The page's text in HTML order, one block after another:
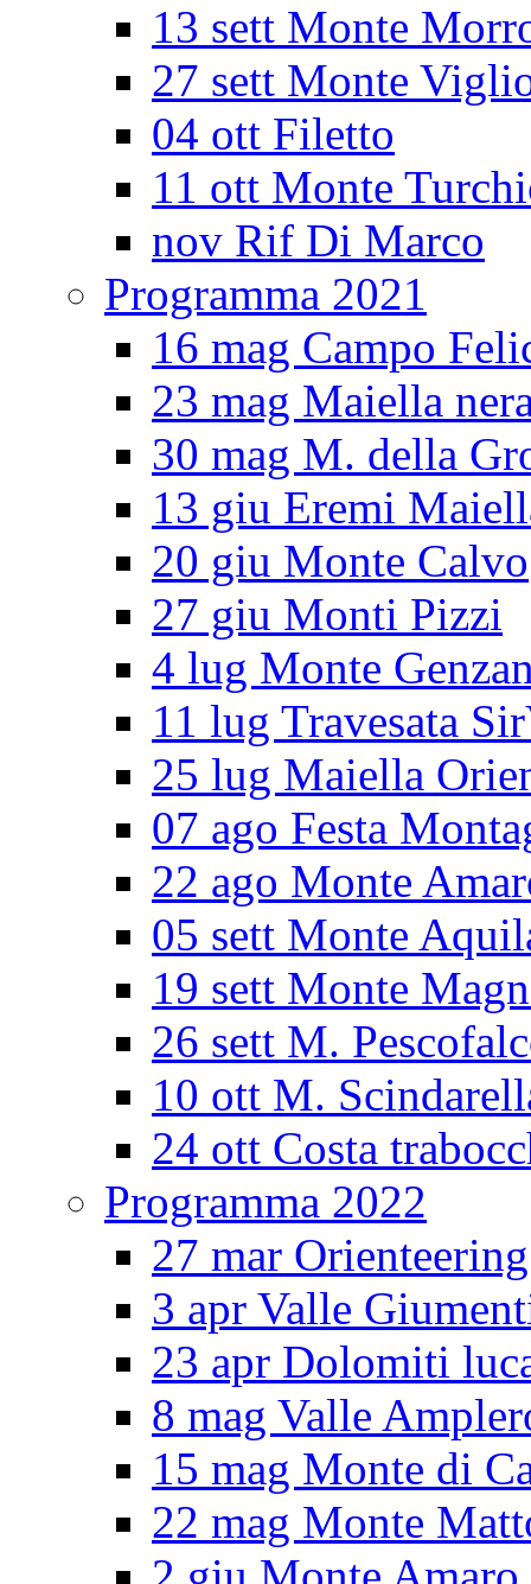
13 sett Monte
27 sett Monte
04 ott Filetto
11 ott Monte
nov Rif Di Marco
Programma 2021
16 mag Campo
23 mag Maiella
30 mag M. della
13 giu Eremi
20 giu Monte Calvo
27 giu Monti Pizzi
4 lug Monte
11 lug Travesata
25 lug Maiella
07 ago Festa
22 ago Monte
05 sett Monte
19 sett Monte
26 sett M.
10 ott M.
24 ott Costa
Programma 2022
27 mar Orienteering
3 apr Valle
23 apr Dolomiti
8 mag Valle
15 mag Monte di
22 mag Monte